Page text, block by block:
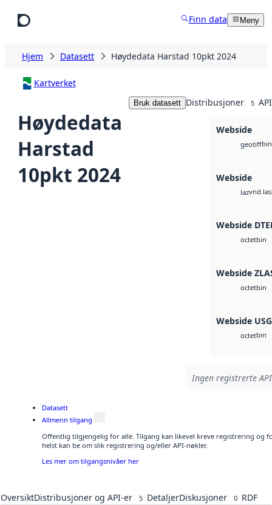
Finn data Meny
Hjem Datasett Høydedata Harstad 10pkt 2024
Kartverket
Høydedata
Harstad
10pkt 2024
Bruk datasett Distribusjoner 5
Webside
geotiffbin
Webside
laz
Webside
octetbin
Webside
octetbin
Webside
octetbin
Ingen registrerte
Datasett
Allmenn tilgang
Offentlig tilgjengelig for alle. Tilgang kan likevel kreve registrering og
helst kan be om slik registrering og/eller API-nøkler.
Les mer om tilgangsnivåer her
OversiktDistribusjoner og API-er 5 DetaljerDiskusjoner 0 RDF